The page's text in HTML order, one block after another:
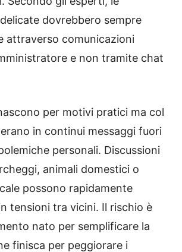
dovrebbero sempre
attraverso comunicazioni
e non tramite chat
per motivi pratici ma col
in continui messaggi fuori
personali. Discussioni
animali domestici o
possono rapidamente
tensioni tra vicini. Il rischio è
nato per semplificare la
finisca per peggiorare i